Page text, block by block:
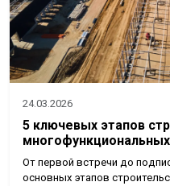
24.03.2026
5 ключевых этапов
От первой встречи до
основных этапов